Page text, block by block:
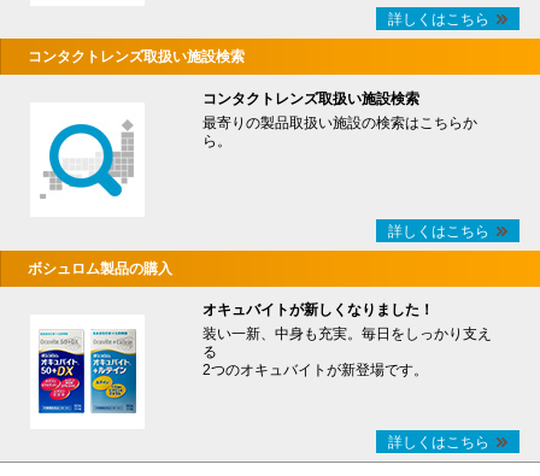
詳しくはこちら
コンタクトレンズ取扱い施設検索
コンタクトレンズ取扱い施設検索
最寄りの製品取扱い施設の検索はこちらか
ら。
詳しくはこちら
ボシュロム製品の購入
オキュバイトが新しくなりました！
装い一新、中身も充実。毎日をしっかり支え
る
2つのオキュバイトが新登場です。
詳しくはこちら